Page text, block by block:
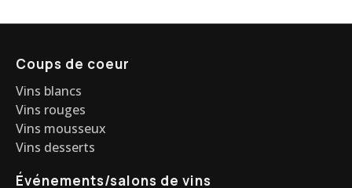
Coups de coeur
Vins blancs
Vins rouges
Vins mousseux
Vins desserts
Événements/salons de vins